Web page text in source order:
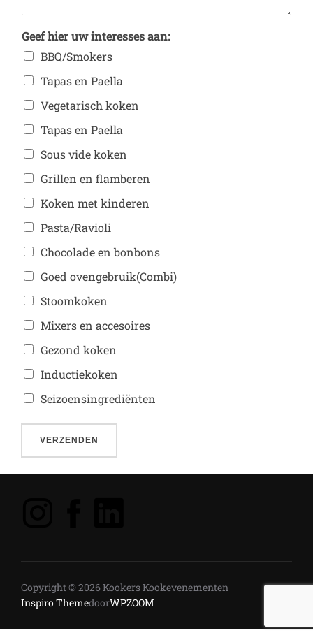
Geef hier uw interesses aan:
BBQ/Smokers
Tapas en Paella
Vegetarisch koken
Tapas en Paella
Sous vide koken
Grillen en flamberen
Koken met kinderen
Pasta/Ravioli
Chocolade en bonbons
Goed ovengebruik(Combi)
Stoomkoken
Mixers en accesoires
Gezond koken
Inductiekoken
Seizoensingrediënten
VERZENDEN
Copyright © 2026 Kookers Kookevenementen
Inspiro ThemedoorWPZOOM